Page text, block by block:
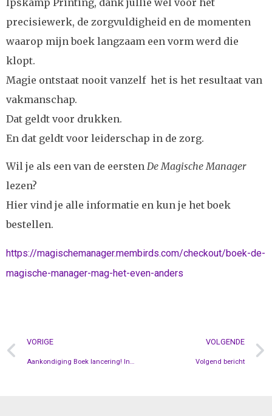
precisiewerk, de zorgvuldigheid en de momenten
waarop mijn boek langzaam een vorm werd die
klopt.
Magie ontstaat nooit vanzelf het is het resultaat van
vakmanschap.
Dat geldt voor drukken.
En dat geldt voor leiderschap in de zorg.
Wil je als een van de eersten De Magische Manager
lezen?
Hier vind je alle informatie en kun je het boek
bestellen.
https://magischemanager.membirds.com/checkout/boek-de-
magische-manager-mag-het-even-anders
VORIGE
Aankondiging Boek lancering! In de Combinatie
VOLGENDE
Volgend bericht